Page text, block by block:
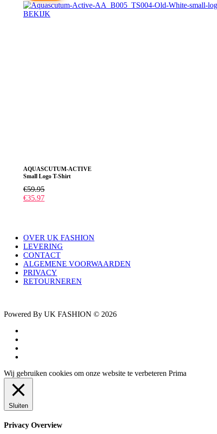
BEKIJK
AQUASCUTUM-ACTIVE
Small Logo T-Shirt
€59.95
€35.97
OVER UK FASHION
LEVERING
CONTACT
ALGEMENE VOORWAARDEN
PRIVACY
RETOURNEREN
Powered By UK FASHION © 2026
Wij gebruiken cookies om onze website te verbeteren Prima
Sluiten
Privacy Overview